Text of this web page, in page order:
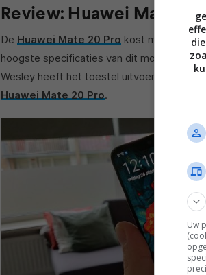
Review: Huawei Mate 20
De Huawei Mate 20 Pro kost minimaal
hoogste specificaties van dit moment in
Wesley heeft het toestel uitvoerig getest
Huawei Mate 20 Pro.
Uw